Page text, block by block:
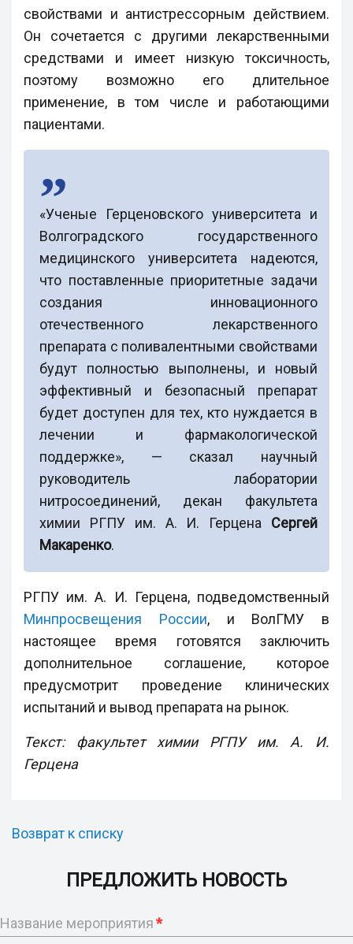
свойствами и антистрессорным действием.
Он сочетается с другими лекарственными
средствами и имеет низкую токсичность,
поэтому возможно его длительное
применение, в том числе и работающими
пациентами.
«Ученые Герценовского университета и
Волгоградского государственного
медицинского университета надеются,
что поставленные приоритетные задачи
создания инновационного
отечественного лекарственного
препарата с поливалентными свойствами
будут полностью выполнены, и новый
эффективный и безопасный препарат
будет доступен для тех, кто нуждается в
лечении и фармакологической
поддержке», — сказал научный
руководитель лаборатории
нитросоединений, декан факультета
химии РГПУ им. А. И. Герцена Сергей
Макаренко.
РГПУ им. А. И. Герцена, подведомственный
Минпросвещения России, и ВолГМУ в
настоящее время готовятся заключить
дополнительное соглашение, которое
предусмотрит проведение клинических
испытаний и вывод препарата на рынок.
Текст: факультет химии РГПУ им. А. И.
Герцена
Возврат к списку
ПРЕДЛОЖИТЬ НОВОСТЬ
Название мероприятия*